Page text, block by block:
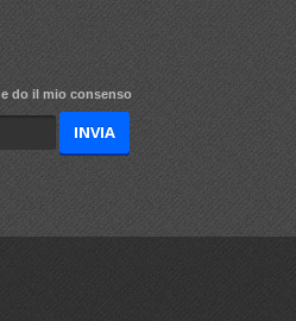
e do il mio consenso